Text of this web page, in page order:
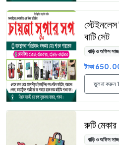
স্টেইনলেস
বাটি সেট
বাড়ি ও অফিস
টাকা
তুলনা করুন
রুটি মেকার
বাড়ি ও অফিস